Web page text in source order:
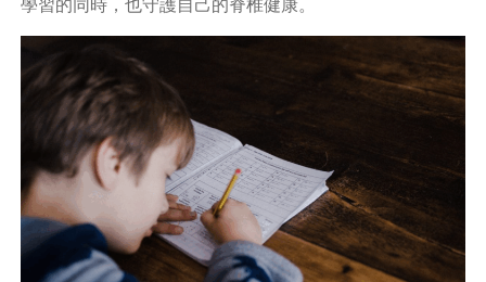
學習的同時，也守護自己的脊椎健康。